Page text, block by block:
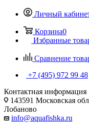
Личный
Корзина0
Избранные
Сравнение
+7 (495) 972 99 48
Контактная информация
143591 Московская
Лобаново
info@aquafishka.ru